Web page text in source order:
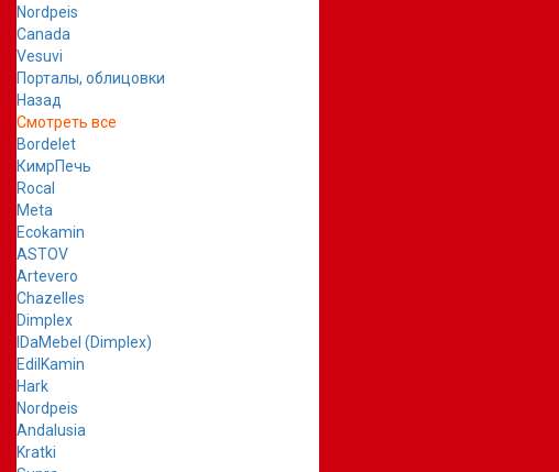
Nordpeis
Canada
Vesuvi
Порталы, облицовки
Назад
Смотреть все
Bordelet
КимрПечь
Rocal
Meta
Ecokamin
ASTOV
Artevero
Chazelles
Dimplex
IDaMebel (Dimplex)
EdilKamin
Hark
Nordpeis
Andalusia
Kratki